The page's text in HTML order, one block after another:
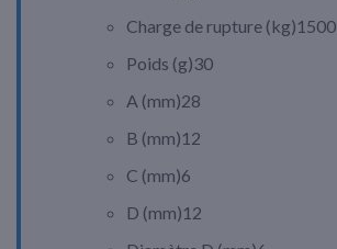
Charge de rupture (kg)1500
Poids (g)30
A (mm)28
B (mm)12
C (mm)6
D (mm)12